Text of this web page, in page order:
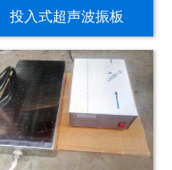
投入式超声波振板